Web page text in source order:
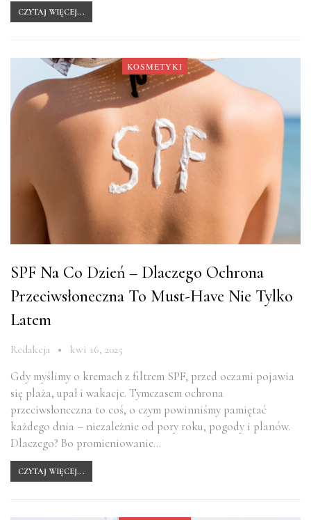
CZYTAJ WIĘCEJ...
KOSMETYKI
SPF Na Co Dzień – Dlaczego Ochrona
Przeciwsłoneczna To Must-Have Nie Tylko
Latem
Redakcja kwi 16, 2025
Gdy myślimy o kremach z filtrem SPF, przed oczami pojawia
się plaża, upał i wakacje. Tymczasem ochrona
przeciwsłoneczna to coś, o czym powinniśmy pamiętać
każdego dnia – niezależnie od pory roku, pogody i planów.
Dlaczego? Bo promieniowanie…
CZYTAJ WIĘCEJ...